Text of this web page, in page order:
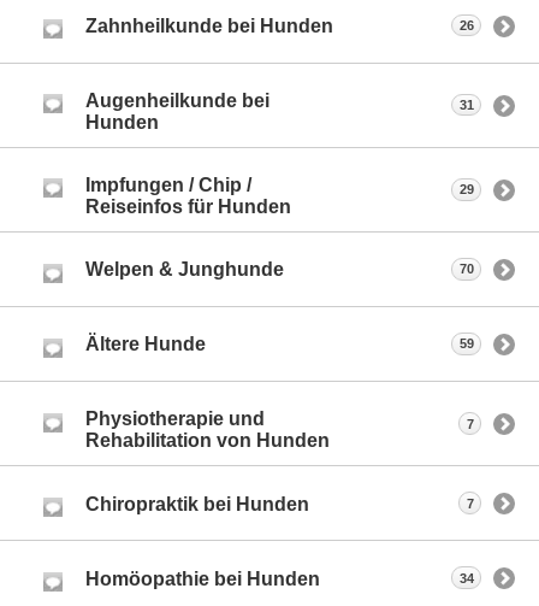
Zahnheilkunde bei Hunden 26
Augenheilkunde bei
Hunden
31
Impfungen / Chip /
Reiseinfos für Hunden
29
Welpen & Junghunde 70
Ältere Hunde 59
Physiotherapie und
Rehabilitation von Hunden
7
Chiropraktik bei Hunden 7
Homöopathie bei Hunden 34